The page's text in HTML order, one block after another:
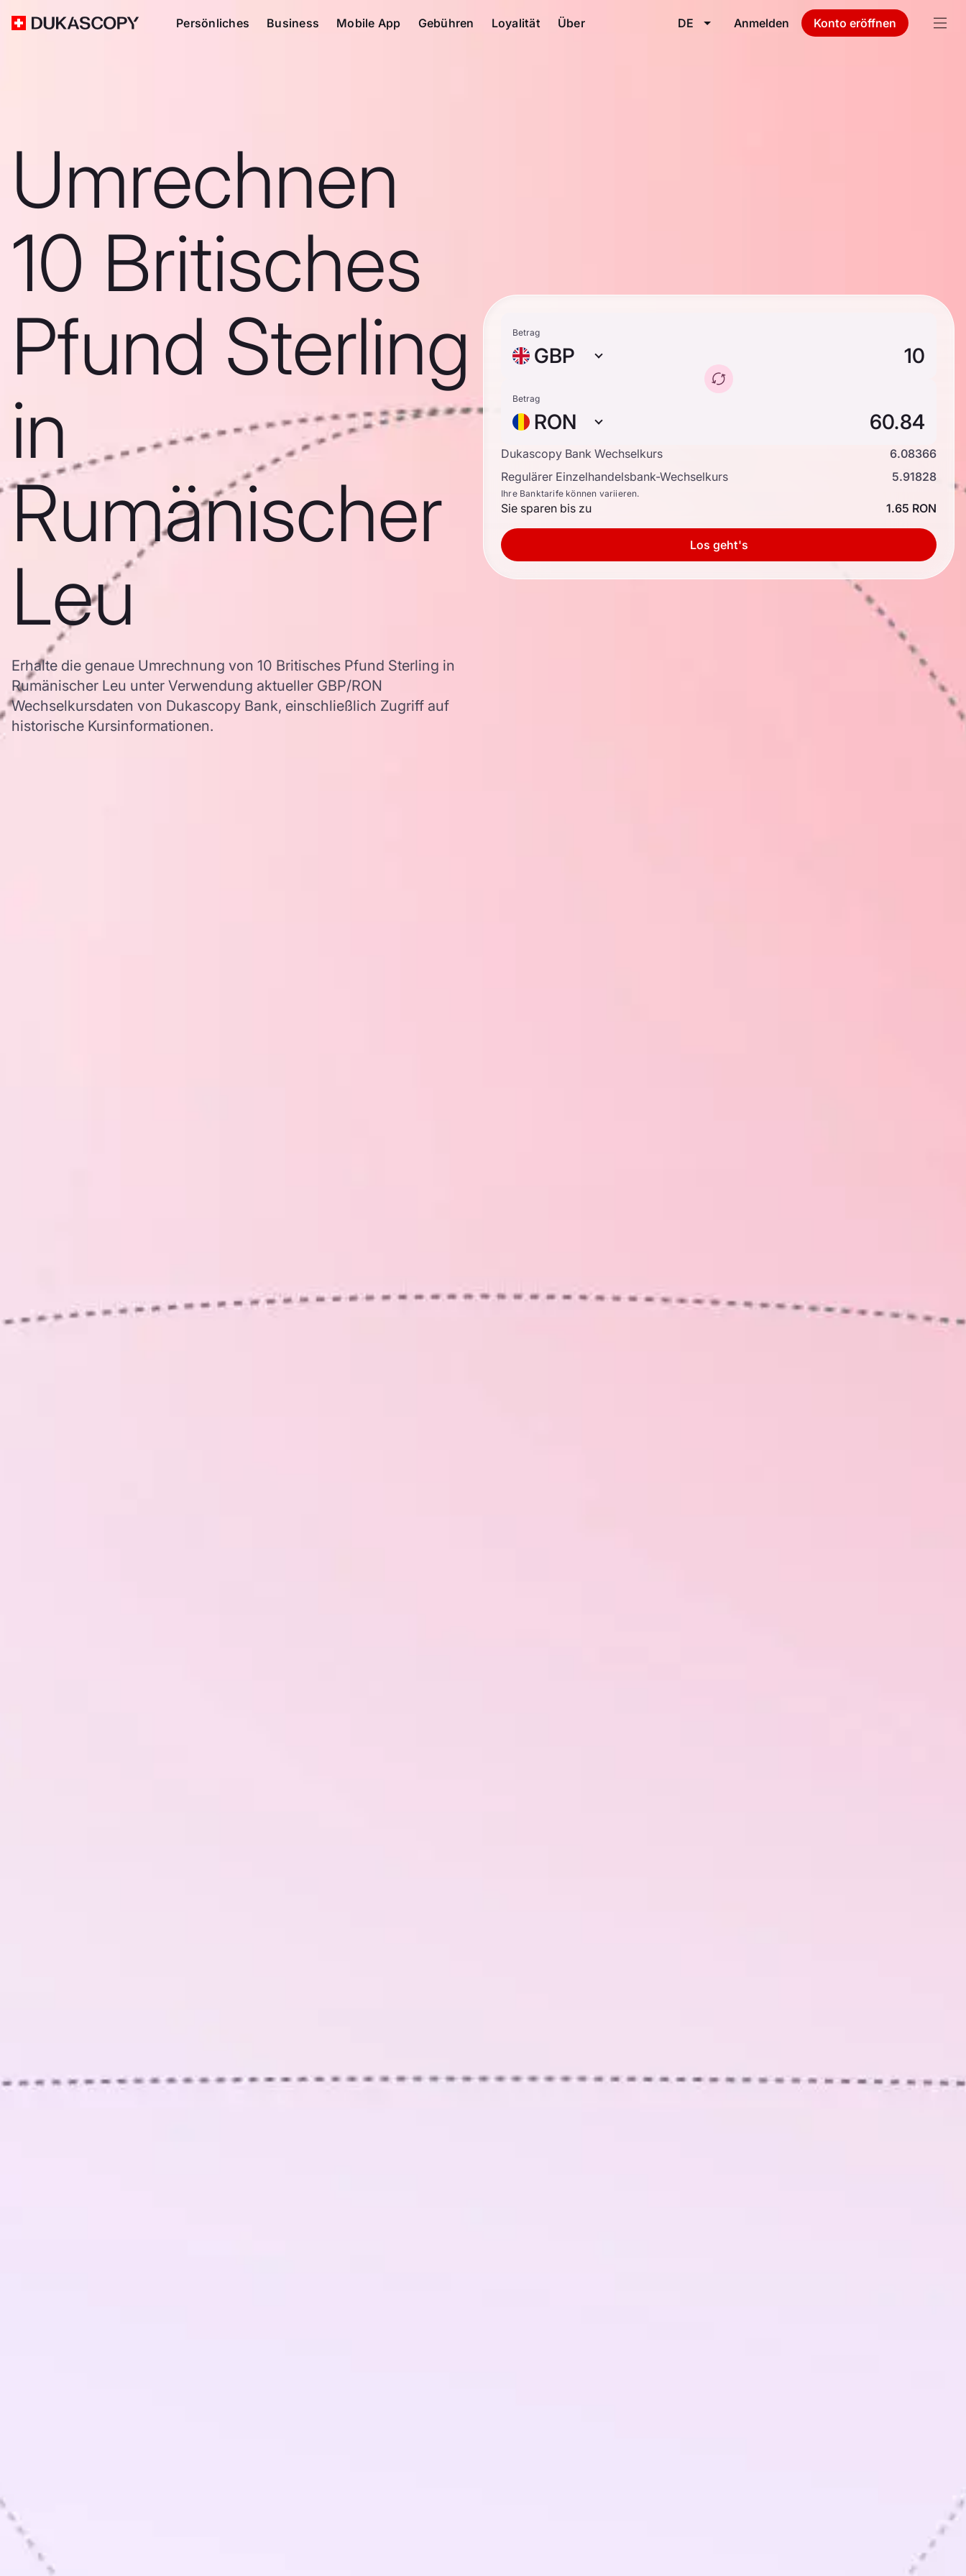
Persönliches Business Mobile App Gebühren Loyalität Über DE Anmelden Konto eröffnen
Umrechnen
10 Britisches
Pfund Sterling
in
Rumänischer
Leu
Erhalte die genaue Umrechnung von 10 Britisches Pfund Sterling in
Rumänischer Leu unter Verwendung aktueller GBP/RON
Wechselkursdaten von Dukascopy Bank, einschließlich Zugriff auf
historische Kursinformationen.
Betrag
GBP
Betrag
RON
Dukascopy Bank Wechselkurs
6.08366
Regulärer Einzelhandelsbank-Wechselkurs
5.91828
Ihre Banktarife können variieren.
Sie sparen bis zu 1.65 RON
Los geht's